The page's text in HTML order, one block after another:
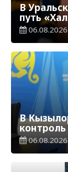
В
путь
06.08.2026
В
06.08.2026